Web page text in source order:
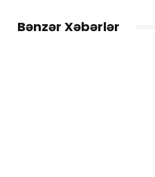
Bənzər Xəbərlər